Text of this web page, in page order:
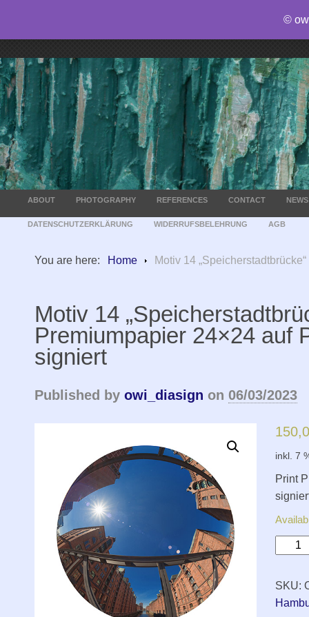
ABOUT PHOTOGRAPHY REFERENCES CONTACT NEWS
DATENSCHUTZERKLÄRUNG WIDERRUFSBELEHRUNG AGB
You are here: Home Motiv 14
Motiv 14
Premiumpapier 24×24 auf
signiert
Published by owi_diasign on 06/03/2023
inkl. 7
Print
Motiv
SKU:
©